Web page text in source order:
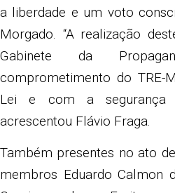
a liberdade e um voto
Morgado. “A realização
Gabinete da
comprometimento do TRE-
Lei e com a segurança
acrescentou Flávio Fraga.
Também presentes no ato
membros Eduardo Calmon